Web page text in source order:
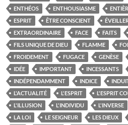
ENTHÉOS
ENTHOUSIASME
ESPRIT
ÊTRE CONSCIENT
EXTRAORDINAIRE
FACE FAITS
FILS UNIQUE DE DIEU
FLAMME
FROIDEMENT
FUGACE GENÈSE
IDÉE
IMPORTANT INCESSANTS
INDÉPENDAMMENT
INDICE
L'ACTUALITÉ
L'ESPRIT L'ESPRIT
L'ILLUSION
L'INDIVIDU L'INVERSE
LA LOI
LE SEIGNEUR LES DIEUX